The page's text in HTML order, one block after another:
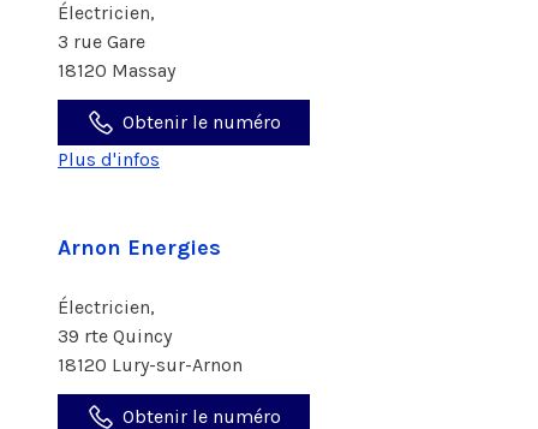
Électricien,
3 rue Gare
18120 Massay
Obtenir le numéro
Plus d'infos
Arnon Energies
Électricien,
39 rte Quincy
18120 Lury-sur-Arnon
Obtenir le numéro